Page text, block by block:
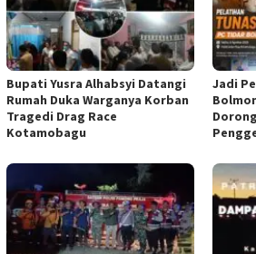
Bupati Yusra Alhabsyi Datangi
Rumah Duka Warganya Korban
Tragedi Drag Race
Kotamobagu
Jadi